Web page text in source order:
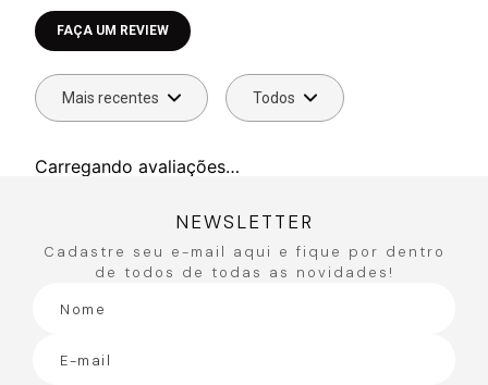
Faça login para escrever uma avaliação.
Mais recentes Todos
Carregando avaliações…
NEWSLETTER
Cadastre seu e-mail aqui e fique por dentro
de todos de todas as novidades!